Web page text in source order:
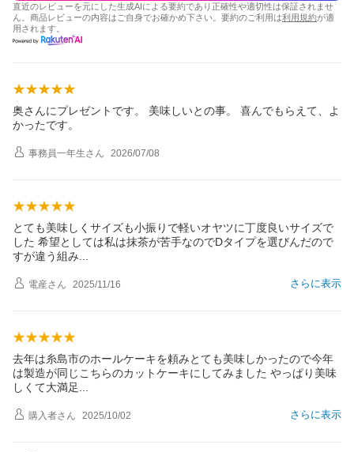
直近のレビューを元にした生成AIによる要約であり正確性や適切性は保証されませ
ん。商品レビューの内容はご自身でお確かめ下さい。要約のご利用は利用規約が適
用されます。
奥さんにプレゼントです。 美味しいとの事。 喜んでもらえて、よ
かったです。
事務員一年生さん 2026/07/08
とても美味しくサイズも小振りで軽いオヤツに丁度良いサイズで
した 希望としては私は抹茶が苦手なのでDタイプを選びんだので
すが違う組み
さらに表示
電産さん 2025/11/16
去年は糸島市のホールケーキを頼みとても美味しかったので今年
は製造が同じこちらのカットケーキにしてみました やっぱり美味
しくて大満足
さらに表示
購入者さん 2025/10/02